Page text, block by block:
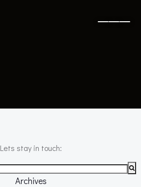
Lets stay in touch:
Archives